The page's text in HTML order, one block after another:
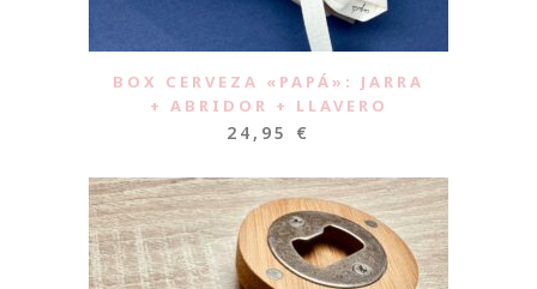
BOX CERVEZA «PAPÁ»: JARRA
+ ABRIDOR + LLAVERO
24,95 €